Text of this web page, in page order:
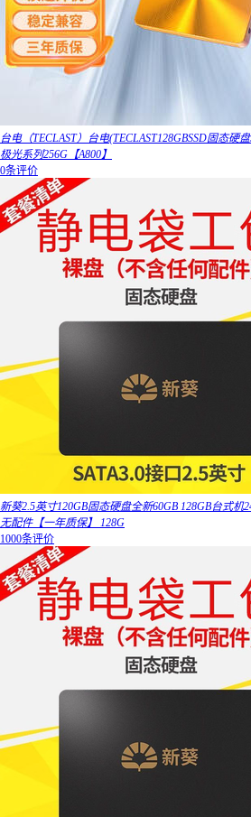
台电（TECLAST）台电(TECLAST128GBSSD固态硬
极光系列256G【A800】
0条评价
新葵2.5英寸120GB固态硬盘全新60GB 128GB台式机
无配件【一年质保】 128G
1000条评价